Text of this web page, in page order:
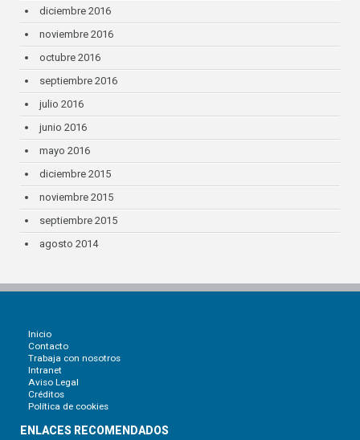
diciembre 2016
noviembre 2016
octubre 2016
septiembre 2016
julio 2016
junio 2016
mayo 2016
diciembre 2015
noviembre 2015
septiembre 2015
agosto 2014
Inicio
Contacto
Trabaja con nosotros
Intranet
Aviso Legal
Créditos
Política de cookies
ENLACES RECOMENDADOS